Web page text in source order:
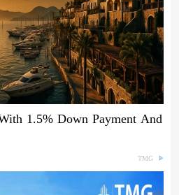
1.5% Down Payment And
TMG